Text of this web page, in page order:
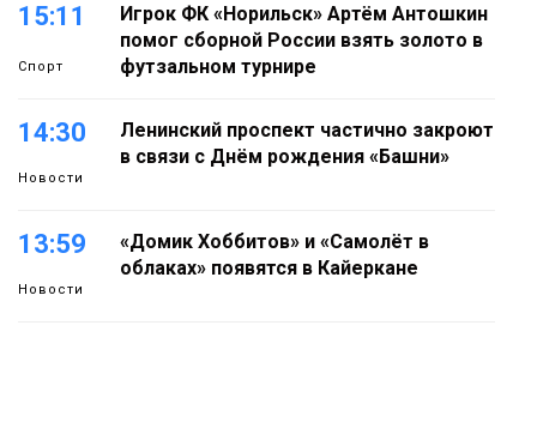
15:11
Спорт
Игрок ФК «Норильск» Артём Антошкин
помог сборной России взять золото в
футзальном турнире
14:30
Новости
Ленинский проспект частично закроют
в связи с Днём рождения «Башни»
13:59
Новости
«Домик Хоббитов» и «Самолёт в
облаках» появятся в Кайеркане